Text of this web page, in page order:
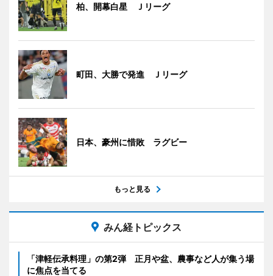
柏、開幕白星 Ｊリーグ
町田、大勝で発進 Ｊリーグ
日本、豪州に惜敗 ラグビー
もっと見る
みん経トピックス
「津軽伝承料理」の第2弾 正月や盆、農事など人が集う場
に焦点を当てる